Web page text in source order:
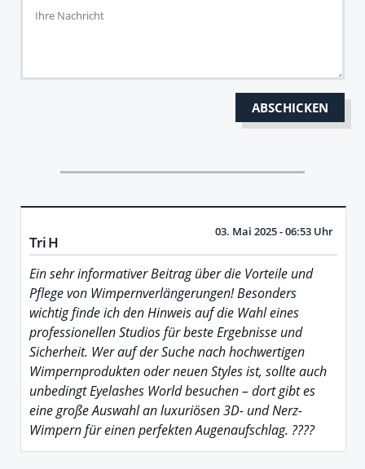
Tri H
03. Mai 2025 - 06:53 Uhr
Ein sehr informativer Beitrag über die Vorteile und
Pflege von Wimpernverlängerungen! Besonders
wichtig finde ich den Hinweis auf die Wahl eines
professionellen Studios für beste Ergebnisse und
Sicherheit. Wer auf der Suche nach hochwertigen
Wimpernprodukten oder neuen Styles ist, sollte auch
unbedingt Eyelashes World besuchen – dort gibt es
eine große Auswahl an luxuriösen 3D- und Nerz-
Wimpern für einen perfekten Augenaufschlag. ????